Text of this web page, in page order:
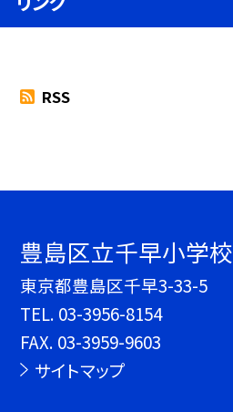
RSS
豊島区立千早小学校
東京都豊島区千早3-33-5
TEL. 03-3956-8154
FAX. 03-3959-9603
サイトマップ